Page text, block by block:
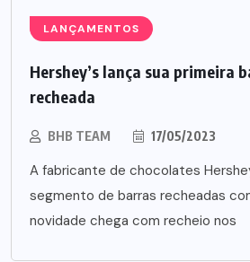
LANÇAMENTOS
Hershey’s lança sua primeira
recheada
BHB TEAM 17/05/2023
A fabricante de chocolates
segmento de barras recheadas
novidade chega com recheio nos